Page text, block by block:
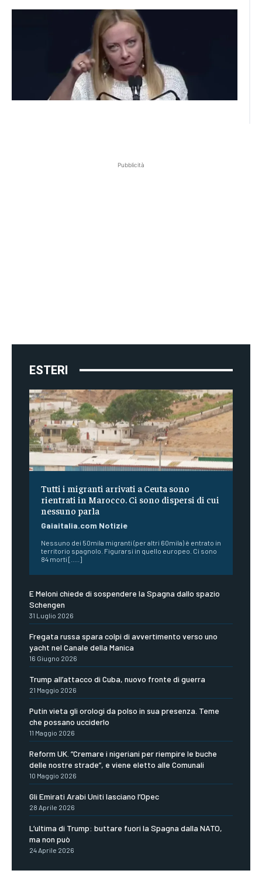
Pubblicità
ESTERI
Tutti i migranti arrivati a Ceuta sono
rientrati in Marocco. Ci sono dispersi di cui
nessuno parla
Gaiaitalia.com Notizie
Nessuno dei 50mila migranti (per altri 60mila) è entrato in
territorio spagnolo. Figurarsi in quello europeo. Ci sono
84 morti [.....]
E Meloni chiede di sospendere la Spagna dallo spazio
Schengen
31 Luglio 2026
Fregata russa spara colpi di avvertimento verso uno
yacht nel Canale della Manica
16 Giugno 2026
Trump all’attacco di Cuba, nuovo fronte di guerra
21 Maggio 2026
Putin vieta gli orologi da polso in sua presenza. Teme
che possano ucciderlo
11 Maggio 2026
Reform UK. “Cremare i nigeriani per riempire le buche
delle nostre strade”, e viene eletto alle Comunali
10 Maggio 2026
Gli Emirati Arabi Uniti lasciano l’Opec
28 Aprile 2026
L’ultima di Trump: buttare fuori la Spagna dalla NATO,
ma non può
24 Aprile 2026